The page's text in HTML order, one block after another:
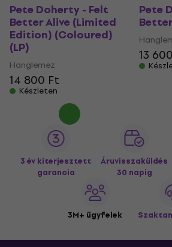
Pete Doherty - Felt
Better Alive (Limited
Edition) (Coloured)
(LP)
Hanglemez
14 800 Ft
Készleten
Pete
13
3 év kiterjesztett
garancia
Áruvisszaküldés
30 napig
3M+ ügyfelek